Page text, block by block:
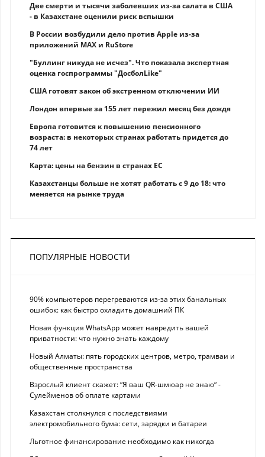
Две смерти и тысячи заболевших из-за салата в США
- в Казахстане оценили риск вспышки
В России возбудили дело против Apple из-за
приложений MAX и RuStore
"Буллинг никуда не исчез". Что показала экспертная
оценка госпрограммы "ДосболLike"
США готовят закон об экстренном отключении ИИ
Лондон впервые за 155 лет пережил месяц без дождя
Европа готовится к повышению пенсионного
возраста: в некоторых странах работать придется до
74 лет
Карта: цены на бензин в странах ЕС
Казахстанцы больше не хотят работать с 9 до 18: что
меняется на рынке труда
ПОПУЛЯРНЫЕ НОВОСТИ
90% компьютеров перегреваются из-за этих банальных
ошибок: как быстро охладить домашний ПК
Новая функция WhatsApp может навредить вашей
приватности: что нужно знать каждому
Новый Алматы: пять городских центров, метро, трамваи и
общественные пространства
Взрослый клиент скажет: “Я ваш QR-шмюар не знаю“ -
Сулейменов об оплате картами
Казахстан столкнулся с последствиями
электромобильного бума: сети, зарядки и батареи
Льготное финансирование необходимо как никогда